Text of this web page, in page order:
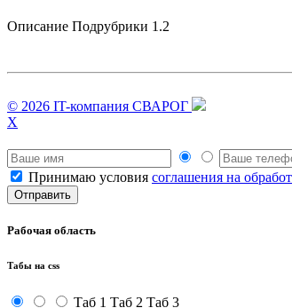
Описание Подрубрики 1.2
© 2026 IT-компания СВАРОГ
X
Принимаю условия соглашения на
Рабочая область
Табы на css
Таб 1 Таб 2 Таб 3